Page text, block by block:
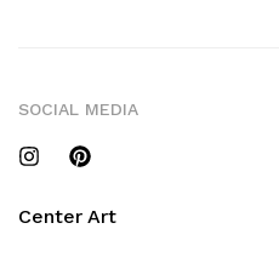
Center Art
SOCIAL MEDIA